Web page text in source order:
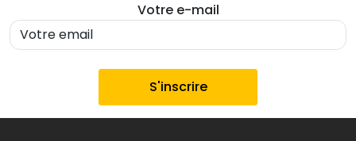
Votre e-mail